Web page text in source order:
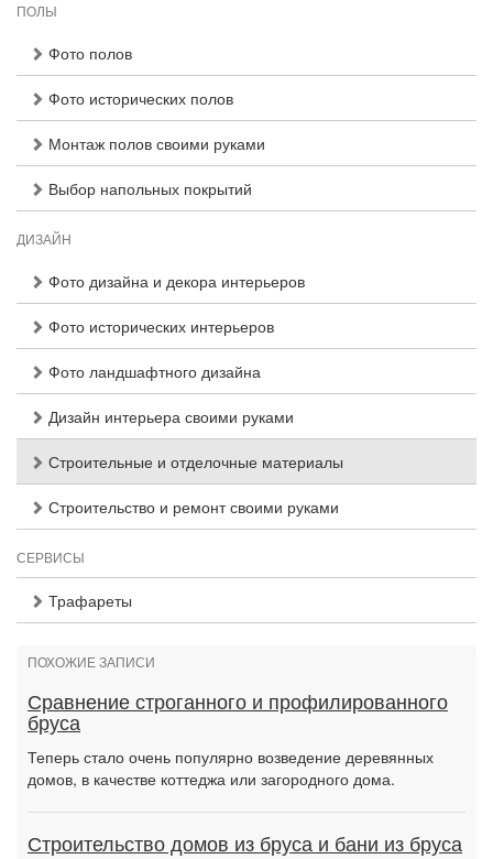
ПОЛЫ
Фото полов
Фото исторических полов
Монтаж полов своими руками
Выбор напольных покрытий
ДИЗАЙН
Фото дизайна и декора интерьеров
Фото исторических интерьеров
Фото ландшафтного дизайна
Дизайн интерьера своими руками
Строительные и отделочные материалы
Строительство и ремонт своими руками
СЕРВИСЫ
Трафареты
ПОХОЖИЕ ЗАПИСИ
Сравнение строганного и профилированного
бруса
Теперь стало очень популярно возведение деревянных
домов, в качестве коттеджа или загородного дома.
Строительство домов из бруса и бани из бруса